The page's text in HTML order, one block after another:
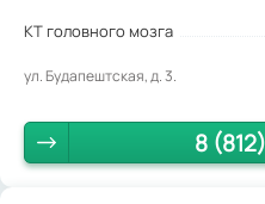
КТ головного мозга
ул. Будапештская, д. 3.
8